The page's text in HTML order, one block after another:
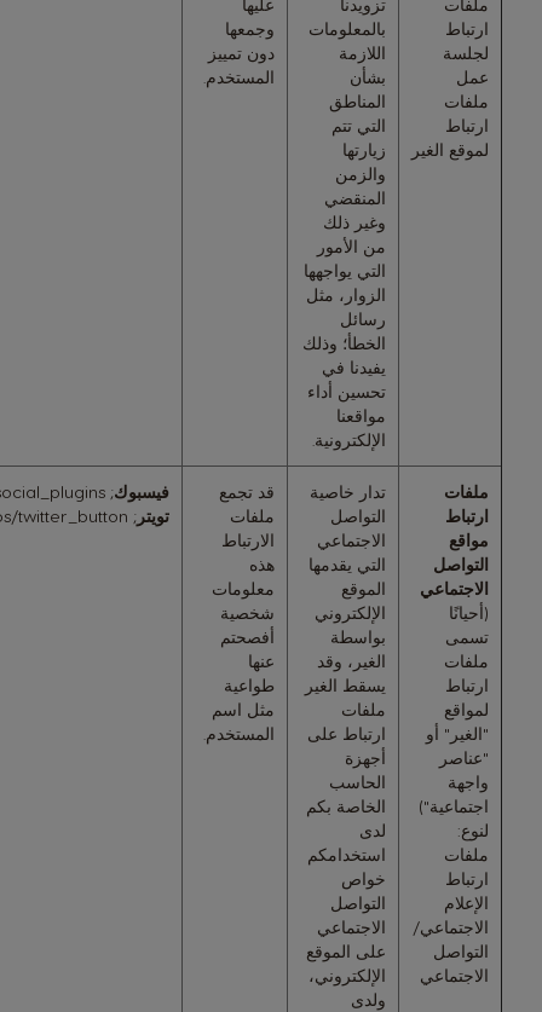
ملفات
ارتباط
لجلسة
عمل
ملفات
ارتباط
لموقع الغير
تزويدنا
بالمعلومات
اللازمة
بشأن
المناطق
التي تتم
زيارتها
والزمن
المنقضي
وغير ذلك
من الأمور
التي يواجهها
الزوار، مثل
رسائل
الخطأ؛ وذلك
يفيدنا في
تحسين أداء
مواقعنا
الإلكترونية.
عليها
وجمعها
دون تمييز
المستخدم.
ملفات
ارتباط
مواقع
التواصل
الاجتماعي
(أحيانًا
تسمى
ملفات
ارتباط
لمواقع
"الغير" أو
"عناصر
واجهة
اجتماعية")
لنوع:
ملفات
ارتباط
الإعلام
الاجتماعي/
التواصل
الاجتماعي
تدار خاصية
التواصل
الاجتماعي
التي يقدمها
الموقع
الإلكتروني
بواسطة
الغير، وقد
يسقط الغير
ملفات
ارتباط على
أجهزة
الحاسب
الخاصة بكم
لدى
استخدامكم
خواص
التواصل
الاجتماعي
على الموقع
الإلكتروني،
ولدى
قد تجمع
ملفات
الارتباط
هذه
معلومات
شخصية
أفصحتم
عنها
طواعية
مثل اسم
المستخدم.
فيسبوك;
تويتر ;
twitter_button